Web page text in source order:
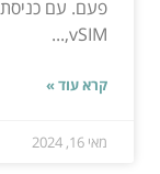
vSIM,...
קרא עוד »
מאי 16, 2024